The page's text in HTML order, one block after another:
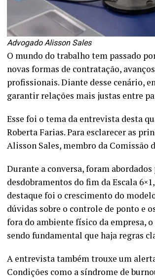
Advogado Alisson Sales
O mundo do trabalho tem passado
novas formas de contratação,
profissionais. Diante desse cenário,
garantir relações mais justas entre
Esse foi o tema da entrevista desta
Roberta Farias. Para esclarecer as
Alisson Sales, membro da Comissão
Durante a conversa, foram
desdobramentos do fim da Escala
destaque foi o crescimento do
dúvidas sobre o controle de ponto e
fora do ambiente físico da empresa,
sendo fundamental que haja regras
A entrevista também trouxe um
Condições como a síndrome de